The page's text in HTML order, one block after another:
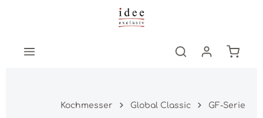
Zum Hauptinhalt springen
Kochmesser Global Classic GF-Serie